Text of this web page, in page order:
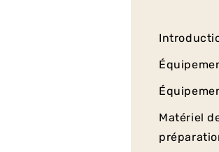
Matériel